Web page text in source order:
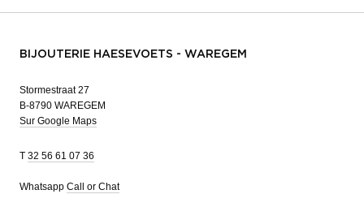
BIJOUTERIE HAESEVOETS - WAREGEM
Stormestraat 27
B-8790 WAREGEM
Sur Google Maps
T 32 56 61 07 36
Whatsapp Call or Chat